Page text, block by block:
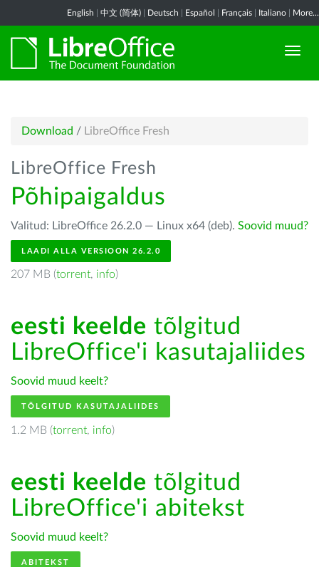
English 中文 (简体) Deutsch Español Français Italiano More...
Download / LibreOffice Fresh
LibreOffice Fresh
Põhipaigaldus
Valitud: LibreOffice 26.2.0 — Linux x64 (deb). Soovid muud?
LAADI ALLA VERSIOON 26.2.0
207 MB (torrent, info)
eesti keelde tõlgitud
LibreOffice'i kasutajaliides
Soovid muud keelt?
TÕLGITUD KASUTAJALIIDES
1.2 MB (torrent, info)
eesti keelde tõlgitud
LibreOffice'i abitekst
Soovid muud keelt?
ABITEKST